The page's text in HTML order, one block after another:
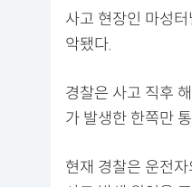
사고 현장인 마성
악됐다.
경찰은 사고 직후
가 발생한 한쪽만
현재 경찰은 운전